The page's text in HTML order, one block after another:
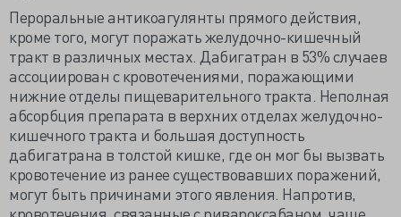
Пероральные антикоагулянты прямого действия,
кроме того, могут поражать желудочно-кишечный
тракт в различных местах. Дабигатран в 53% случаев
ассоциирован с кровотечениями, поражающими
нижние отделы пищеварительного тракта. Неполная
абсорбция препарата в верхних отделах желудочно-
кишечного тракта и большая доступность
дабигатрана в толстой кишке, где он мог бы вызвать
кровотечение из ранее существовавших поражений,
могут быть причинами этого явления. Напротив,